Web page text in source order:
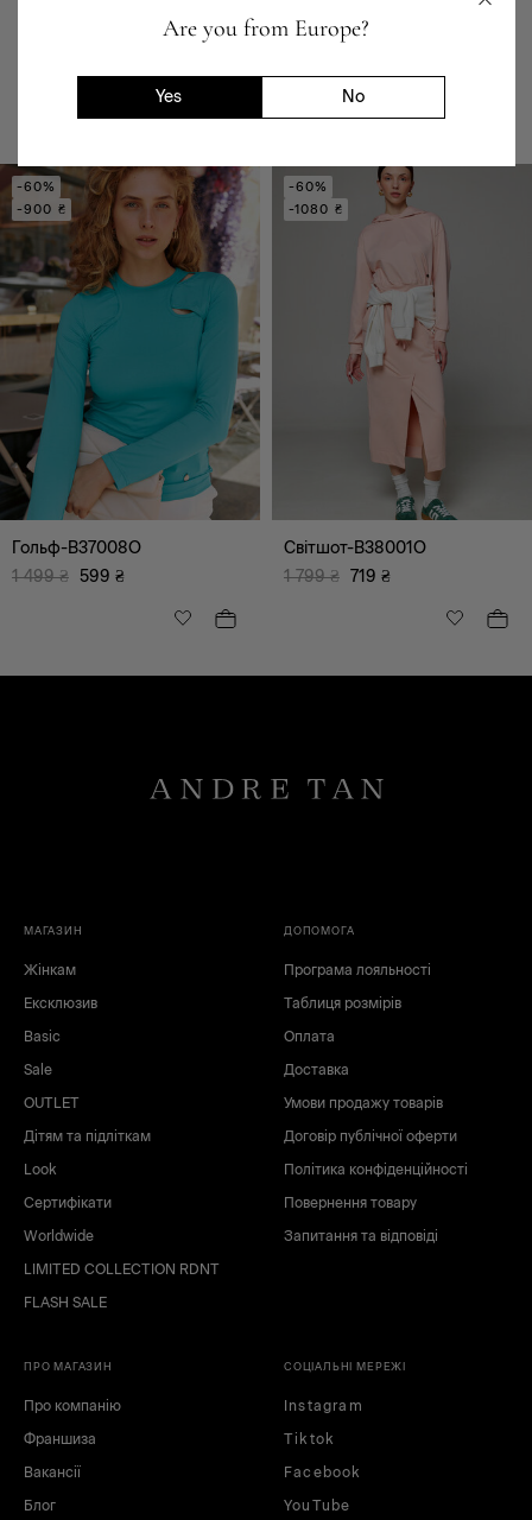
Are you from Europe?
Yes No
Доставка та повернення
Вам сподобається
-60%
-900 ₴
Гольф-B37008O
1 499 ₴ 599 ₴
-60%
-1080 ₴
Світшот-B38001O
1 799 ₴ 719 ₴
МАГАЗИН
Жінкам
Ексклюзив
Basic
Sale
OUTLET
Дітям та підліткам
Look
Сертифікати
Worldwide
LIMITED COLLECTION RDNT
FLASH SALE
ДОПОМОГА
Програма лояльності
Таблиця розмірів
Оплата
Доставка
Умови продажу товарів
Договір публічної оферти
Політика конфіденційності
Повернення товару
Запитання та відповіді
ПРО МАГАЗИН
Про компанію
Франшиза
Вакансії
Блог
СОЦІАЛЬНІ МЕРЕЖІ
Instagram
Tiktok
Facebook
YouTube